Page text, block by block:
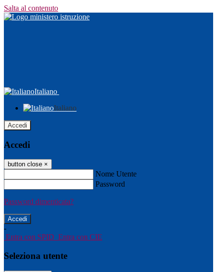
Salta al contenuto
Italiano
Italiano
Accedi
Accedi
button close ×
Nome Utente
Password
Password dimenticata?
-
Entra con SPID Entra con CIE
Seleziona utente